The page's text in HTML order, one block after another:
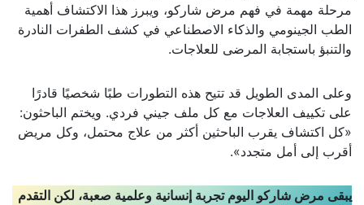
مرحلة مهمة في فهم مرض شاركو، ويبرز هذا الاكتشاف أهمية
الطب الجينومي والذكاء الاصطناعي في كشف الطفرات النادرة
والتنبؤ باستجابة المرضى للعلاجات.
وعلى المدى الطويل قد تتيح هذه التطورات طبًا شخصيًا قادرًا
على تكييف العلاجات مع كل ملف جيني فردي. ويختم الباحثون:
«كل اكتشاف يقرب الباحثين أكثر من علاج محتمل، وكل مريض
أقرب إلى أمل متجدد».
يبقى مرض شاركو اليوم تجربة إنسانية وعلمية صعبة، لكن التقدم